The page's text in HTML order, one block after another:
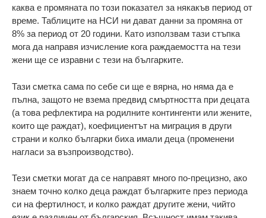
каква е промяната по този показател за някакъв период от
време. Таблиците на НСИ ни дават данни за промяна от
8% за период от 20 години. Като използвам тази стъпка
мога да направя изчисление кога раждаемостта на тези
жени ще се изравни с тези на българките.
Тази сметка сама по себе си ще е вярна, но няма да е
пълна, защото не взема предвид смъртността при децата
(а това рефлектира на родилните контингенти или жените,
които ще раждат), коефициентът на миграция в други
страни и колко българки биха имали деца (променени
нагласи за възпроизводство).
Тези сметки могат да се направят много по-прецизно, ако
знаем точно колко деца раждат българките през периода
си на фертилност, и колко раждат другите жени, чийто